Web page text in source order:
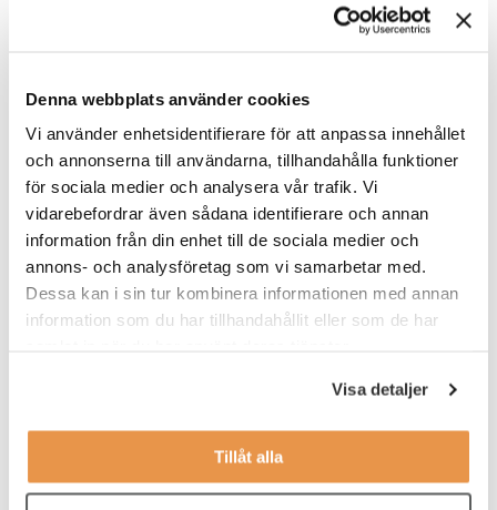
Denna webbplats använder cookies
Vi använder enhetsidentifierare för att anpassa innehållet
och annonserna till användarna, tillhandahålla funktioner
för sociala medier och analysera vår trafik. Vi
vidarebefordrar även sådana identifierare och annan
information från din enhet till de sociala medier och
annons- och analysföretag som vi samarbetar med.
Dessa kan i sin tur kombinera informationen med annan
information som du har tillhandahållit eller som de har
Visa detaljer
Tillåt alla
Arbetstider sker efter överenskommelse men är i regel
bygga vidare på i rollen som Gymvärd.
Du planerar själv ditt arbete dagligen och veckovis, så att du
hinner med både kundkontakt och administrativt arbete. Till din
hjälp har du avstämningar med en area manager, och under
introduktionen tar du del av vilka rutiner som du behöver ha koll
på.
Våra förväntningar
tycker träning och hälsa är intressant
jobbar effektivt, organiserat och självständigt